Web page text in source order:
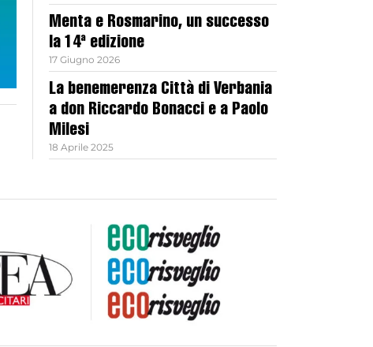
Menta e Rosmarino, un successo
la 14ª edizione
17 Giugno 2026
La benemerenza Città di Verbania
a don Riccardo Bonacci e a Paolo
Milesi
18 Aprile 2025